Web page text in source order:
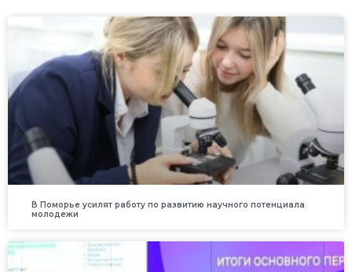
В Поморье усилят работу по развитию научного потенциала
молодежи